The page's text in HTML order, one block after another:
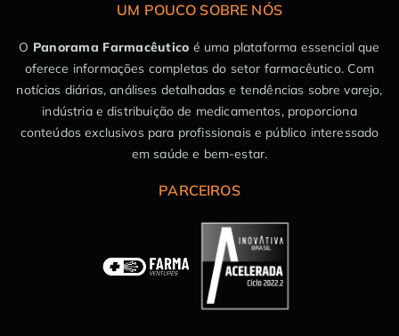
UM POUCO SOBRE NÓS
O Panorama Farmacêutico é uma plataforma essencial que
oferece informações completas do setor farmacêutico. Com
notícias diárias, análises detalhadas e tendências sobre varejo,
indústria e distribuição de medicamentos, proporciona
conteúdos exclusivos para profissionais e público interessado
em saúde e bem-estar.
PARCEIROS